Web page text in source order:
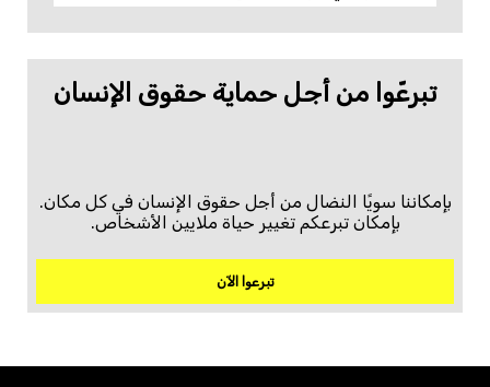
تبرعّوا من أجل حماية حقوق الإنسان
بإمكاننا سويًا النضال من أجل حقوق الإنسان في كل مكان.
بإمكان تبرعكم تغيير حياة ملايين الأشخاص.
تبرعوا الآن